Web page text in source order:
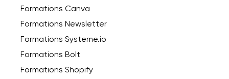
Formations Canva
Formations Newsletter
Formations Systeme.io
Formations Bolt
Formations Shopify